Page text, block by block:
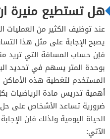
هل تستطيع منيرة
عند توظيف الكثير من
يصبح الإجابة على مثل هذا
فإن حساب المسافة التي تريد
بوحدة المتر يسهم في تحديد
المستخدم لتغطية هذه
أهمية تدريس مادة الرياضيات
ضرورية تساعد الأشخاص على
الحياة اليومية ولذلك فإن
الآتي: